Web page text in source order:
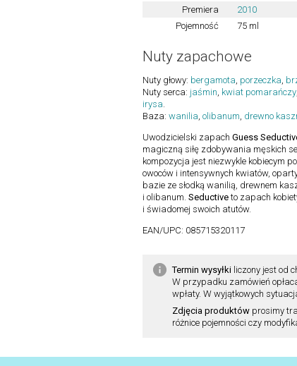
Premiera
2010
Pojemność
75 ml
Nuty zapachowe
Nuty głowy: bergamota, porzeczka,
Nuty serca: jaśmin, kwiat pomarańczy
irysa.
Baza: wanilia, olibanum, drewno
Uwodzicielski zapach Guess
magiczną siłę zdobywania męskich
kompozycja jest niezwykle kobiecym
owoców i intensywnych kwiatów,
bazie ze słodką wanilią, drewnem
i olibanum. Seductiveto zapach
i świadomej swoich atutów.
EAN/UPC: 085715320117
Termin wysyłki liczony jest od
W przypadku zamówień
wpłaty. W wyjątkowych
Zdjęcia produktów prosimy
różnice pojemności czy